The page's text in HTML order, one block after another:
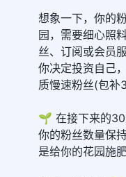
想象一下，你的
园，需要细心照
丝、订阅或会员
你决定投资自己
质慢速粉丝(包补
🌱 在接下来的
你的粉丝数量保
是给你的花园施